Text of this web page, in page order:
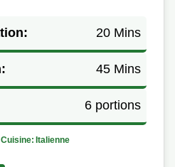
20 Mins
45 Mins
6 portions
Cuisine: Italienne